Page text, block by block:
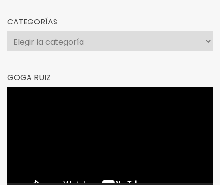
CATEGORÍAS
Categorías
GOGA RUIZ